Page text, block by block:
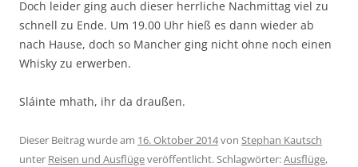
Doch lei­der ging auch dieser her­rliche Nach­mit­tag viel zu
schnell zu Ende. Um 19.00 Uhr hieß es dann wieder ab
nach Hause, doch so Manch­er ging nicht ohne noch einen
Whisky zu erwerben.
Sláinte mhath, ihr da draußen.
Dieser Beitrag wurde am 16. Oktober 2014von Stephan Kautsch
unter Reisen und Ausflügeveröffentlicht. Schlagwörter:Ausflüge,